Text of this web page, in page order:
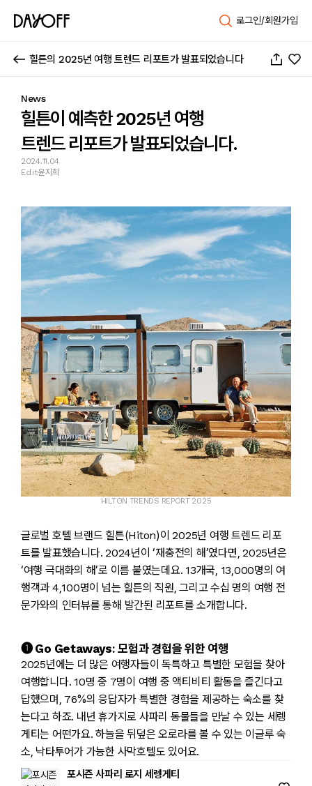
로그인/회원가입
힐튼의 2025년 여행 트렌드 리포트가 발표되었습니다
News
힐튼이 예측한 2025년 여행
트렌드 리포트가 발표되었습니다.
2024.11.04
Edit윤지희
HILTON TRENDS REPORT 2025
글로벌 호텔 브랜드 힐튼(Hiton)이 2025년 여행 트렌드 리포
트를 발표했습니다. 2024년이 ‘재충전의 해’였다면, 2025년은
‘여행 극대화의 해’로 이름 붙였는데요. 13개국, 13,000명의 여
행객과 4,100명이 넘는 힐튼의 직원, 그리고 수십 명의 여행 전
문가와의 인터뷰를 통해 발간된 리포트를 소개합니다.
➊ Go Getaways: 모험과 경험을 위한 여행
2025년에는 더 많은 여행자들이 독특하고 특별한 모험을 찾아
여행합니다. 10명 중 7명이 여행 중 액티비티 활동을 즐긴다고
답했으며, 76%의 응답자가 특별한 경험을 제공하는 숙소를 찾
는다고 하죠. 내년 휴가지로 사파리 동물들을 만날 수 있는 세렝
게티는 어떤가요. 하늘을 뒤덮은 오로라를 볼 수 있는 이글루 숙
소, 낙타투어가 가능한 사막호텔도 있어요.
포시즌 사파리 로지 세렝게티